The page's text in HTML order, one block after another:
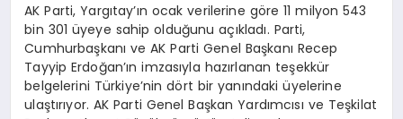
AK Parti, Yargıtay’ın ocak verilerine göre 11 milyon 543
bin 301 üyeye sahip olduğunu açıkladı. Parti,
Cumhurbaşkanı ve AK Parti Genel Başkanı Recep
Tayyip Erdoğan’ın imzasıyla hazırlanan teşekkür
belgelerini Türkiye’nin dört bir yanındaki üyelerine
ulaştırıyor. AK Parti Genel Başkan Yardımcısı ve Teşkilat